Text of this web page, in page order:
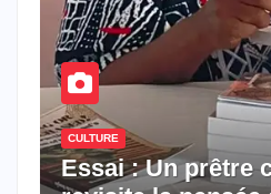
CULTURE
Essai : Un prêtre